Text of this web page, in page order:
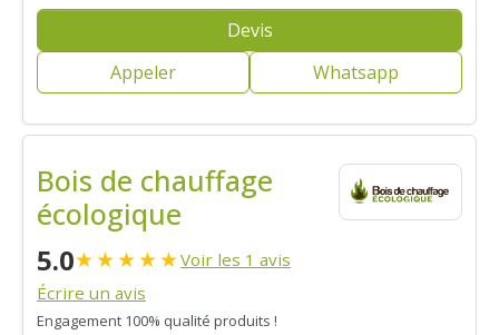
Devis
Appeler
Whatsapp
Bois de chauffage
écologique
5.0★★★★★Voir les 1 avis
Écrire un avis
Engagement 100% qualité produits !